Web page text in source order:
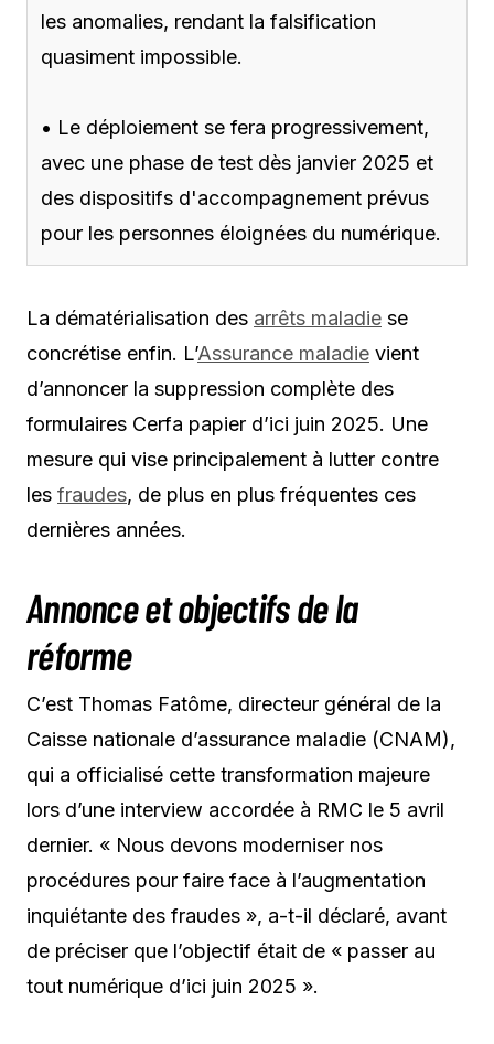
les anomalies, rendant la falsification
quasiment impossible.
• Le déploiement se fera progressivement,
avec une phase de test dès janvier 2025 et
des dispositifs d'accompagnement prévus
pour les personnes éloignées du numérique.
La dématérialisation des arrêts maladie se
concrétise enfin. L’Assurance maladie vient
d’annoncer la suppression complète des
formulaires Cerfa papier d’ici juin 2025. Une
mesure qui vise principalement à lutter contre
les fraudes, de plus en plus fréquentes ces
dernières années.
Annonce et objectifs de la
réforme
C’est Thomas Fatôme, directeur général de la
Caisse nationale d’assurance maladie (CNAM),
qui a officialisé cette transformation majeure
lors d’une interview accordée à RMC le 5 avril
dernier. « Nous devons moderniser nos
procédures pour faire face à l’augmentation
inquiétante des fraudes », a-t-il déclaré, avant
de préciser que l’objectif était de « passer au
tout numérique d’ici juin 2025 ».